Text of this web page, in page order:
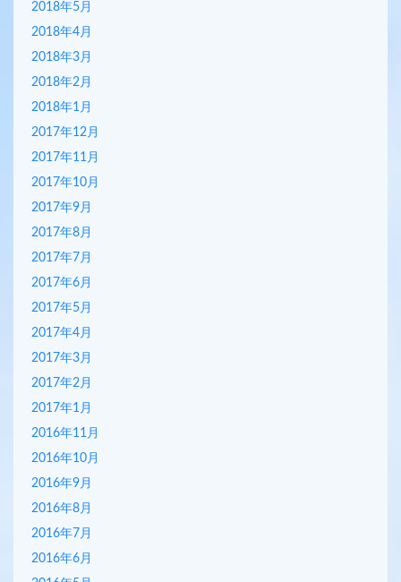
2018年5月
2018年4月
2018年3月
2018年2月
2018年1月
2017年12月
2017年11月
2017年10月
2017年9月
2017年8月
2017年7月
2017年6月
2017年5月
2017年4月
2017年3月
2017年2月
2017年1月
2016年11月
2016年10月
2016年9月
2016年8月
2016年7月
2016年6月